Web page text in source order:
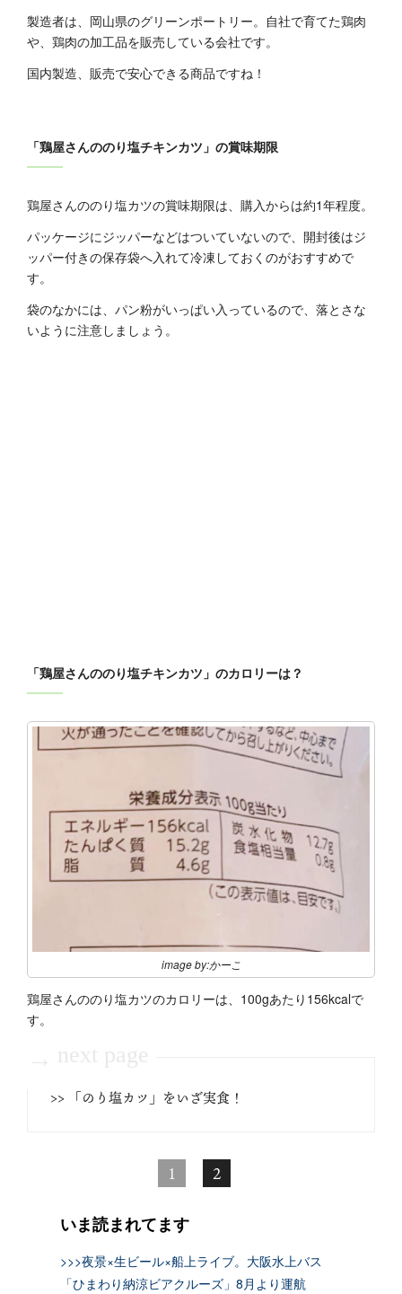
製造者は、岡山県のグリーンポートリー。自社で育てた鶏肉
や、鶏肉の加工品を販売している会社です。
国内製造、販売で安心できる商品ですね！
「鶏屋さんののり塩チキンカツ」の賞味期限
鶏屋さんののり塩カツの賞味期限は、購入からは約1年程度。
パッケージにジッパーなどはついていないので、開封後はジ
ッパー付きの保存袋へ入れて冷凍しておくのがおすすめで
す。
袋のなかには、パン粉がいっぱい入っているので、落とさな
いように注意しましょう。
「鶏屋さんののり塩チキンカツ」のカロリーは？
image by:かーこ
鶏屋さんののり塩カツのカロリーは、100gあたり156kcalで
す。
>> 「のり塩カツ」をいざ実食！
1 2
いま読まれてます
>>>夜景×生ビール×船上ライブ。大阪水上バス
「ひまわり納涼ビアクルーズ」8月より運航